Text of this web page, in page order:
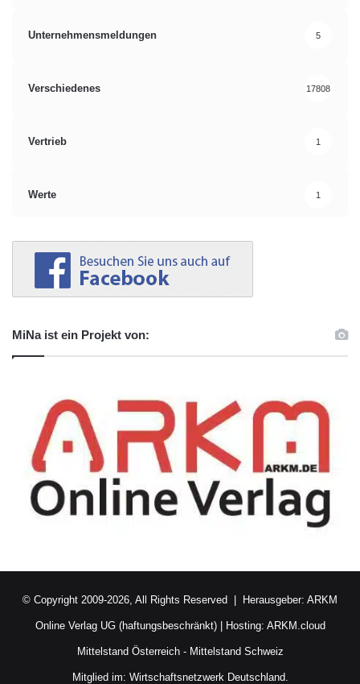
Unternehmensmeldungen 5
Verschiedenes 17808
Vertrieb 1
Werte 1
MiNa ist ein Projekt von:
© Copyright 2009-2026, All Rights Reserved | Herausgeber: ARKM
Online Verlag UG (haftungsbeschränkt)| Hosting: ARKM.cloud
Mittelstand Österreich- Mittelstand Schweiz
Mitglied im: Wirtschaftsnetzwerk Deutschland.